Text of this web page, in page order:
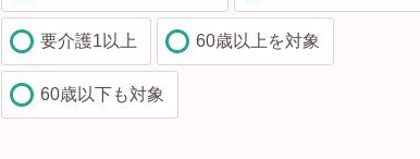
要介護1以上 60歳以上を対象
60歳以下も対象